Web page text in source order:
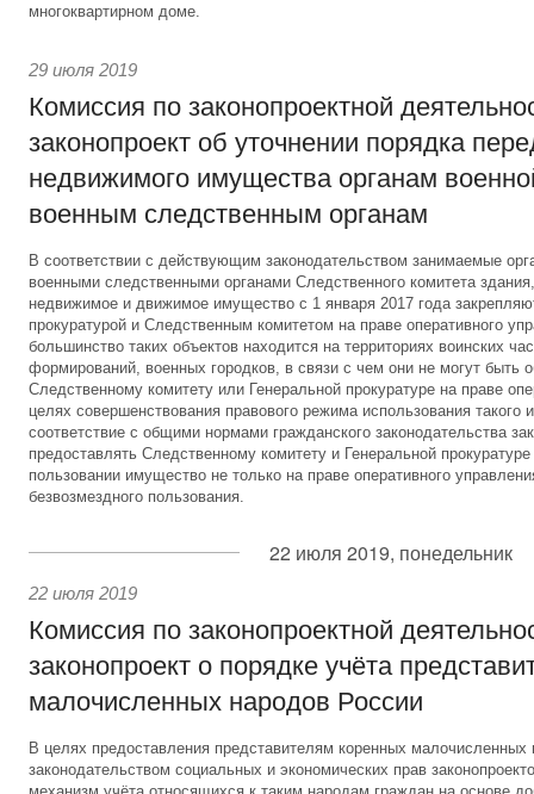
многоквартирном доме.
29 июля 2019
Комиссия по законопроектной
законопроект об уточнении порядка
недвижимого имущества органам
военным следственным органам
В соответствии с действующим законодательством занимаемые
военными следственными органами Следственного комитета
недвижимое и движимое имущество с 1 января 2017 года
прокуратурой и Следственным комитетом на праве оперативного
большинство таких объектов находится на территориях воинских
формирований, военных городков, в связи с чем они не могут быть
Следственному комитету или Генеральной прокуратуре на праве
целях совершенствования правового режима использования такого
соответствие с общими нормами гражданского законодательства
предоставлять Следственному комитету и Генеральной
пользовании имущество не только на праве оперативного
безвозмездного пользования.
22 июля 2019, понедельник
22 июля 2019
Комиссия по законопроектной
законопроект о порядке учёта
малочисленных народов России
В целях предоставления представителям коренных
законодательством социальных и экономических прав